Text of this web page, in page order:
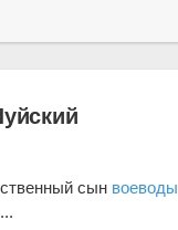
сын воеводы